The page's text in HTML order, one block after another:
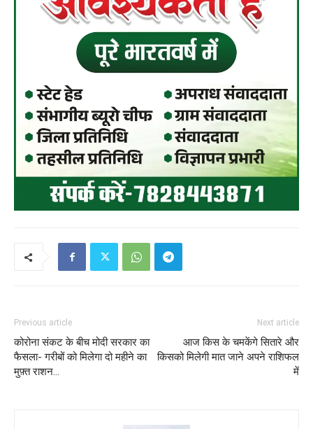
Previous article
कोरोना संकट के बीच मोदी सरकार का
फैसला- गरीबों को मिलेगा दो महीने का
मुफ़्त राशन…
Next article
आज किस के चमकेंगे सितारे और
किसको मिलेगी मात जाने अपने राशिफल
में